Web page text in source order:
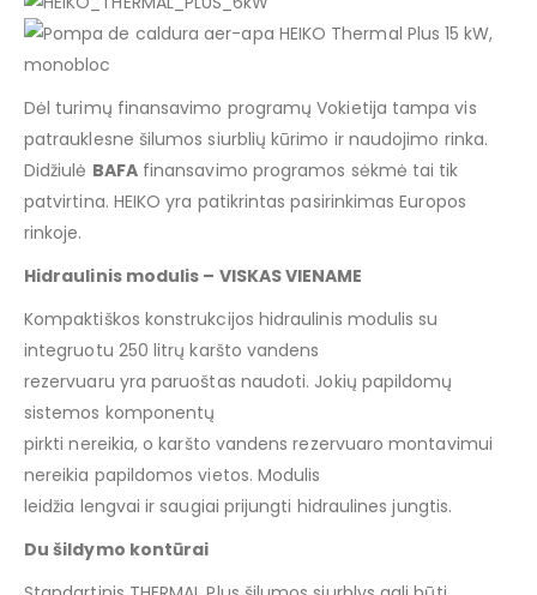
Dėl turimų finansavimo programų Vokietija tampa vis
patrauklesne šilumos siurblių kūrimo ir naudojimo rinka.
Didžiulė BAFAfinansavimo programos sėkmė tai tik
patvirtina. HEIKO yra patikrintas pasirinkimas Europos
rinkoje.
Hidraulinis modulis – VISKAS VIENAME
Kompaktiškos konstrukcijos hidraulinis modulis su
integruotu 250 litrų karšto vandens
rezervuaru yra paruoštas naudoti. Jokių papildomų
sistemos komponentų
pirkti nereikia, o karšto vandens rezervuaro montavimui
nereikia papildomos vietos. Modulis
leidžia lengvai ir saugiai prijungti hidraulines jungtis.
Du šildymo kontūrai